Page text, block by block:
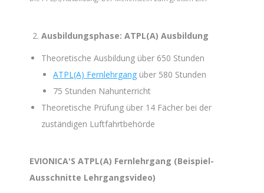
Ausbildungsphase: ATPL(A) Ausbildung
Theoretische Ausbildung über 650 Stunden
ATPL(A) Fernlehrgang über 580 Stunden
75 Stunden Nahunterricht
Theoretische Prüfung über 14 Fächer bei der
zuständigen Luftfahrtbehörde
EVIONICA'S ATPL(A) Fernlehrgang (Beispiel-
Ausschnitte Lehrgangsvideo)